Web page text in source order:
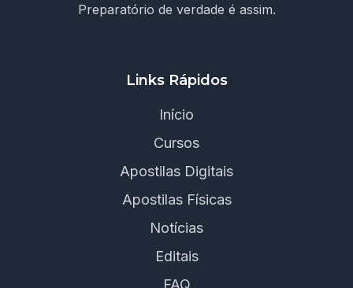
Preparatório de verdade é assim.
Links Rápidos
Início
Cursos
Apostilas Digitais
Apostilas Físicas
Notícias
Editais